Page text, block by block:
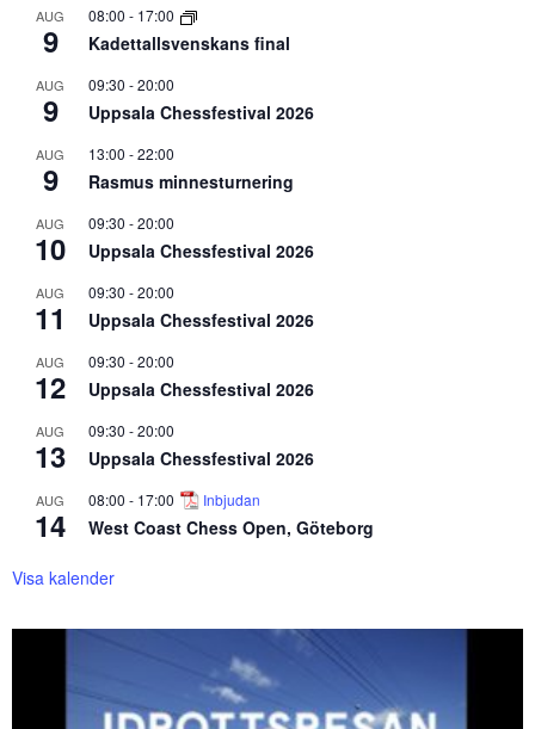
AUG
9
08:00 - 17:00
Kadettallsvenskans final
AUG
9
09:30 -20:00
Uppsala Chessfestival 2026
AUG
9
13:00 -22:00
Rasmus minnesturnering
AUG
10
09:30 -20:00
Uppsala Chessfestival 2026
AUG
11
09:30 -20:00
Uppsala Chessfestival 2026
AUG
12
09:30 -20:00
Uppsala Chessfestival 2026
AUG
13
09:30 -20:00
Uppsala Chessfestival 2026
AUG
14
08:00 - 17:00 Inbjudan
West Coast Chess Open, Göteborg
Visa kalender